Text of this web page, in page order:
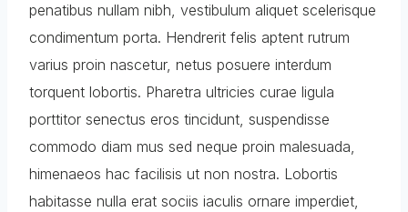
penatibus nullam nibh, vestibulum aliquet scelerisque
condimentum porta. Hendrerit felis aptent rutrum
varius proin nascetur, netus posuere interdum
torquent lobortis. Pharetra ultricies curae ligula
porttitor senectus eros tincidunt, suspendisse
commodo diam mus sed neque proin malesuada,
himenaeos hac facilisis ut non nostra. Lobortis
habitasse nulla erat sociis iaculis ornare imperdiet,